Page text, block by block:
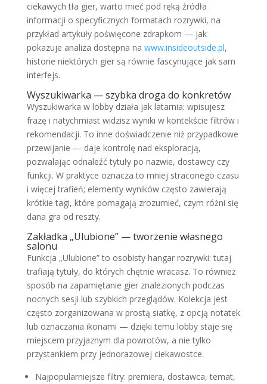
ciekawych tła gier, warto mieć pod ręką źródła
informacji o specyficznych formatach rozrywki, na
przykład artykuły poświęcone zdrapkom — jak
pokazuje analiza dostępna na www.insideoutside.pl,
historie niektórych gier są równie fascynujące jak sam
interfejs.
Wyszukiwarka — szybka droga do konkretów
Wyszukiwarka w lobby działa jak latarnia: wpisujesz
frazę i natychmiast widzisz wyniki w kontekście filtrów i
rekomendacji. To inne doświadczenie niż przypadkowe
przewijanie — daje kontrolę nad eksploracją,
pozwalając odnaleźć tytuły po nazwie, dostawcy czy
funkcji. W praktyce oznacza to mniej straconego czasu
i więcej trafień; elementy wyników często zawierają
krótkie tagi, które pomagają zrozumieć, czym różni się
dana gra od reszty.
Zakładka „Ulubione” — tworzenie własnego
salonu
Funkcja „Ulubione” to osobisty hangar rozrywki: tutaj
trafiają tytuły, do których chętnie wracasz. To również
sposób na zapamiętanie gier znalezionych podczas
nocnych sesji lub szybkich przeglądów. Kolekcja jest
często zorganizowana w prostą siatkę, z opcją notatek
lub oznaczania ikonami — dzięki temu lobby staje się
miejscem przyjaznym dla powrotów, a nie tylko
przystankiem przy jednorazowej ciekawostce.
Najpopularniejsze filtry: premiera, dostawca, temat,